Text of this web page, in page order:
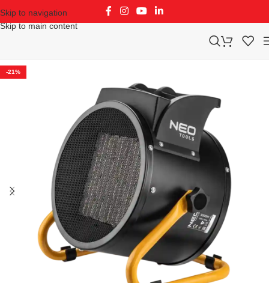
Skip to navigation
Skip to main content
-21%